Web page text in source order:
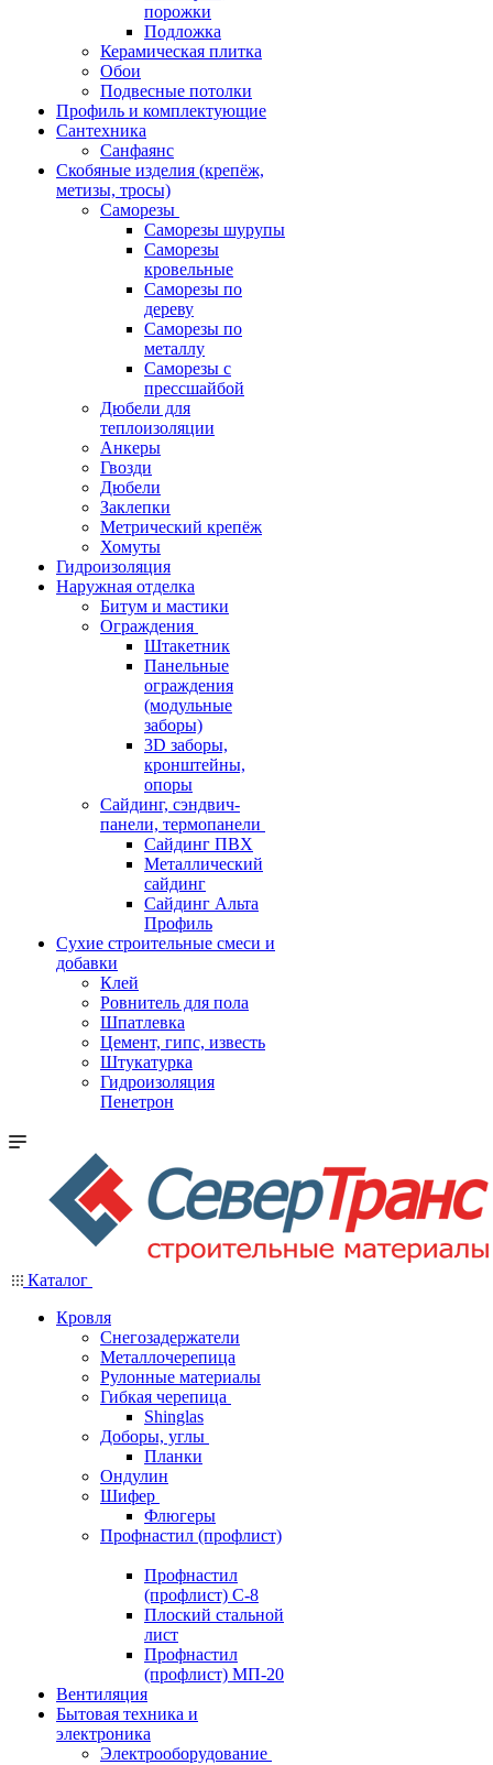
порожки
Подложка
Керамическая плитка
Обои
Подвесные потолки
Профиль и комплектующие
Сантехника
Санфаянс
Скобяные изделия (крепёж,
метизы, тросы)
Саморезы
Саморезы шурупы
Саморезы
кровельные
Саморезы по
дереву
Саморезы по
металлу
Саморезы с
прессшайбой
Дюбели для
теплоизоляции
Анкеры
Гвозди
Дюбели
Заклепки
Метрический крепёж
Хомуты
Гидроизоляция
Наружная отделка
Битум и мастики
Ограждения
Штакетник
Панельные
ограждения
(модульные
заборы)
3D заборы,
кронштейны,
опоры
Cайдинг, сэндвич-
панели, термопанели
Сайдинг ПВХ
Металлический
сайдинг
Сайдинг Альта
Профиль
Сухие строительные смеси и
добавки
Клей
Ровнитель для пола
Шпатлевка
Цемент, гипс, известь
Штукатурка
Гидроизоляция
Пенетрон
Каталог
Кровля
Снегозадержатели
Металлочерепица
Рулонные материалы
Гибкая черепица
Shinglas
Доборы, углы
Планки
Ондулин
Шифер
Флюгеры
Профнастил (профлист)
Профнастил
(профлист) С-8
Плоский стальной
лист
Профнастил
(профлист) МП-20
Вентиляция
Бытовая техника и
электроника
Электрооборудование